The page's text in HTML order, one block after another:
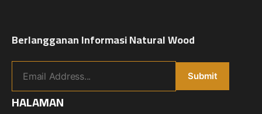
Berlangganan Informasi Natural Wood
HALAMAN